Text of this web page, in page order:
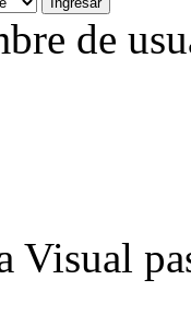
de
Visual